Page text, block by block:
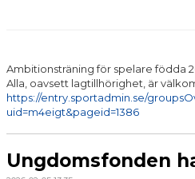
Ambitionsträning för spelare födda
Alla, oavsett lagtillhörighet, är
https://entry.sportadmin.se/
uid=m4eigt&pageid=1386
Ungdomsfonden